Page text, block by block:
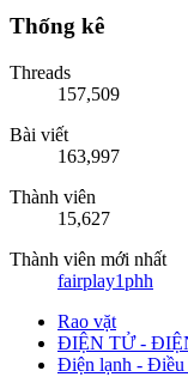
Thống kê
Threads
157,509
Bài viết
163,997
Thành viên
15,627
Thành viên mới nhất
fairplay1phh
Rao vặt
ĐIỆN TỬ -
Điện lạnh - Điều